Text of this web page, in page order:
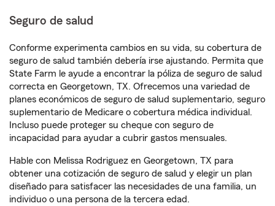
Seguro de salud
Conforme experimenta cambios en su vida, su cobertura de
seguro de salud también debería irse ajustando. Permita que
State Farm le ayude a encontrar la póliza de seguro de salud
correcta en Georgetown, TX. Ofrecemos una variedad de
planes económicos de seguro de salud suplementario, seguro
suplementario de Medicare o cobertura médica individual.
Incluso puede proteger su cheque con seguro de
incapacidad para ayudar a cubrir gastos mensuales.
Hable con Melissa Rodriguez en Georgetown, TX para
obtener una cotización de seguro de salud y elegir un plan
diseñado para satisfacer las necesidades de una familia, un
individuo o una persona de la tercera edad.